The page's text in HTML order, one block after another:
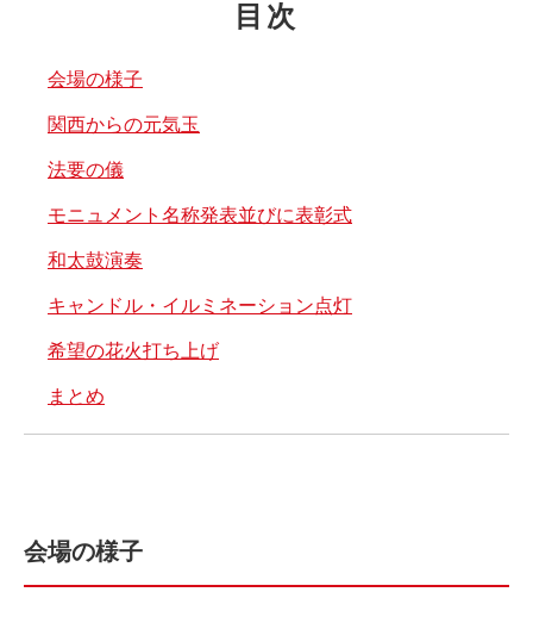
目次
会場の様子
関西からの元気玉
法要の儀
モニュメント名称発表並びに表彰式
和太鼓演奏
キャンドル・イルミネーション点灯
希望の花火打ち上げ
まとめ
会場の様子